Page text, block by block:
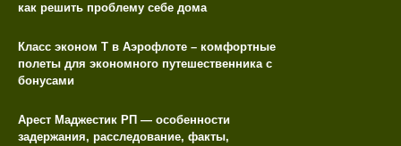
как решить проблему себе дома
Класс эконом T в Аэрофлоте – комфортные
полеты для экономного путешественника с
бонусами
Арест Маджестик РП — особенности
задержания, расследование, факты,